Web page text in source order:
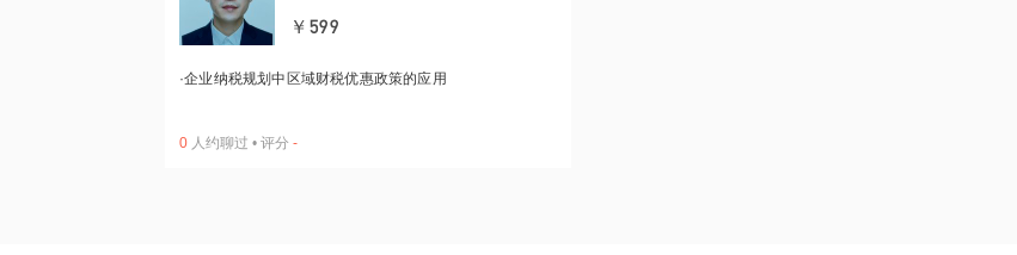
￥599
·企业纳税规划中区域财税优惠政策的应用
0 人约聊过 • 评分 -